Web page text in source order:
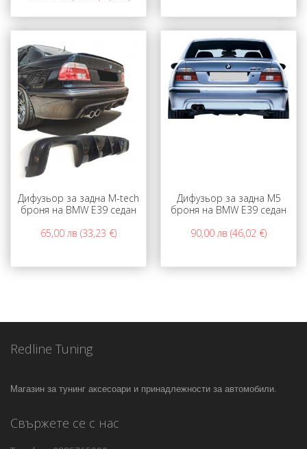
Дифузьор за задна М-tech
броня на BMW E39 седан
65,00 лв (33,23 €)
Дифузьор за задна М5
броня на BMW E39 седан
90,00 лв (46,02 €)
Redline Tuning
Магазин за тунинг аксесоари и принадлежности за автомобили.
Свържете се с нас